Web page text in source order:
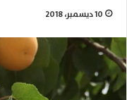
10 ديسمبر، 2018